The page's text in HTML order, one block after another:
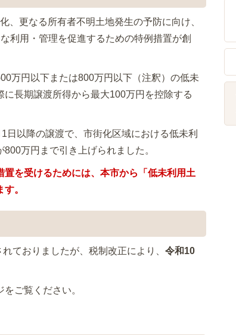
、更なる所有者不明土地発生の予防に向け、
利用・管理を促進するための特例措置が創
万円以下または800万円以下（注釈）の低未
長期譲渡所得から最大100万円を控除する
日以降の譲渡で、市街化区域における低未利
万円まで引き上げられました。
を受けるためには、本市から「低未利用土
。
ておりましたが、税制改正により、 令和10
ご覧ください。